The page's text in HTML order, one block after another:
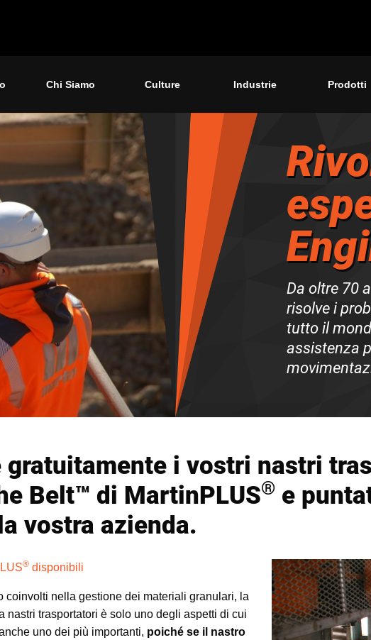
Chi Siamo Culture Industrie Prodotti
Da oltre 70
risolve i
tutto il
assistenza
gratuitamente i vostri nastri
Belt™ di MartinPLUS® e
vostra azienda.
® disponibili
coinvolti nella gestione dei materiali granulari, la
nastri trasportatori è solo uno degli aspetti di cui
uno dei più importanti, poiché se il nastro